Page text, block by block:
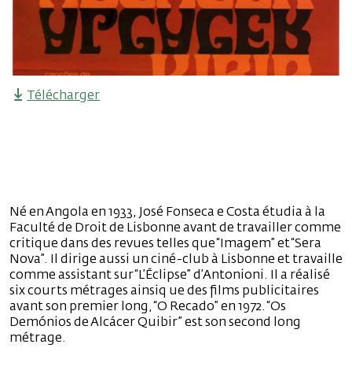
Télécharger
Né en Angola en 1933, José Fonseca e Costa étudia à la
Faculté de Droit de Lisbonne avant de travailler comme
critique dans des revues telles que “Imagem” et “Sera
Nova”. Il dirige aussi un ciné-club à Lisbonne et travaille
comme assistant sur “L’Éclipse” d’Antonioni. Il a réalisé
six courts métrages ainsiq ue des films publicitaires
avant son premier long, “O Recado” en 1972. “Os
Demónios de Alcácer Quibir” est son second long
métrage.